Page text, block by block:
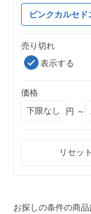
ピンクカルセド
売り切れ
表示する
価格
円 ～
リセット
お探しの条件の商